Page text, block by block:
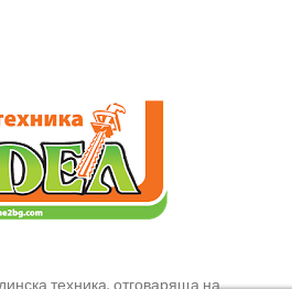
техника, отговаряща на